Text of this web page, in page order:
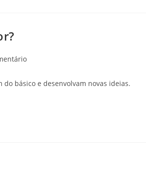
básico e desenvolvam novas ideias.